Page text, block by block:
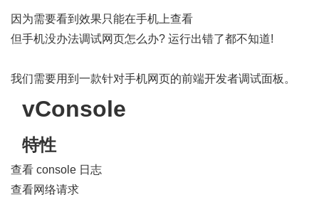
因为需要看到效果只能在手机上查看
但手机没办法调试网页怎么办? 运行出错了都不知道!
我们需要用到一款针对手机网页的前端开发者调试面板。
vConsole
特性
查看 console 日志
查看网络请求